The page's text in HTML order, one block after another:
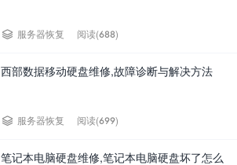
服务器恢复 阅读(688)
西部数据移动硬盘维修,故障诊断与解决方法
服务器恢复 阅读(699)
笔记本电脑硬盘维修,笔记本电脑硬盘坏了怎么